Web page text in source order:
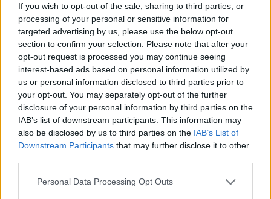
If you wish to opt-out of the sale, sharing to third parties, or
processing of your personal or sensitive information for
targeted advertising by us, please use the below opt-out
section to confirm your selection. Please note that after your
opt-out request is processed you may continue seeing
interest-based ads based on personal information utilized by
us or personal information disclosed to third parties prior to
your opt-out. You may separately opt-out of the further
disclosure of your personal information by third parties on the
IAB’s list of downstream participants. This information may
also be disclosed by us to third parties on the IAB’s List of
Downstream Participants that may further disclose it to other
Personal Data Processing Opt Outs
Efficacité
Quantité effets secondaires
Etant enfermer en hopital psychiatrique car plus de
place au urgence raison covid car je my etais presenté
pour de l'angoisse j'ai passer donc 4 jours en hopital
psychiatrique à bouffer des cachetons sous la
surveillance des infirmier le soir ont me donner Loxapax
ce fut horrible jamais je ne prendrait ce médicaments je
narriver pas à dormir de la nuit impatience raideurs...lire
la suite
votre avis 0 réactions